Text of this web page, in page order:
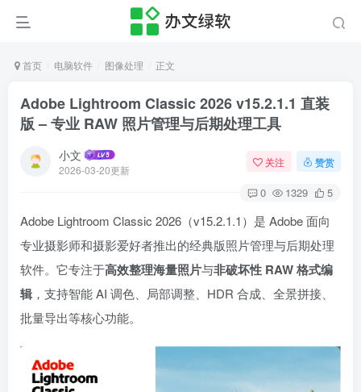
首页 电脑软件 图像处理 正文
Adobe Lightroom Classic 2026 v15.2.1.1 直装
版 – 专业 RAW 照片管理与后期处理工具
小文
2026-03-20更新
关注 赞赏
0 1329 5
Adobe Lightroom Classic 2026（v15.2.1.1）是 Adobe 面向
专业摄影师和摄影爱好者推出的经典版照片管理与后期处理
软件。它专注于高效整理海量照片与非破坏性 RAW 格式编
辑，支持智能 AI 调色、局部调整、HDR 合成、全景拼接、
批量导出等核心功能。